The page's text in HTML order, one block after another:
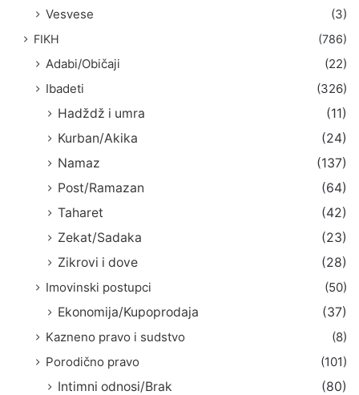
Vesvese
(3)
FIKH (786)
Adabi/Običaji
(22)
Ibadeti
(326)
Hadždž i umra
(11)
Kurban/Akika
(24)
Namaz
(137)
Post/Ramazan
(64)
Taharet
(42)
Zekat/Sadaka
(23)
Zikrovi i dove
(28)
Imovinski postupci
(50)
Ekonomija/Kupoprodaja
(37)
Kazneno pravo i sudstvo
(8)
Porodično pravo
(101)
Intimni odnosi/Brak
(80)